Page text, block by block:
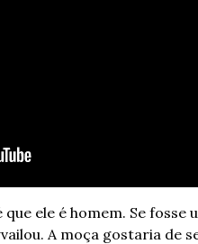
ele é homem. Se fosse
A moça gostaria de